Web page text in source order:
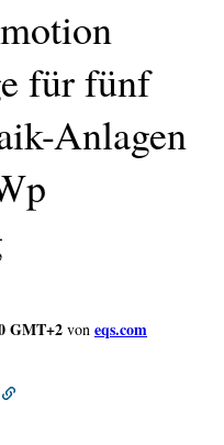
für fünf
Anlagen
GMT+2 von eqs.com